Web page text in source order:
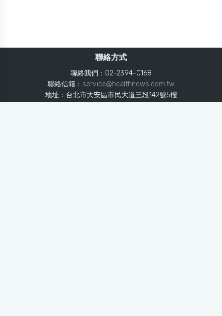
聯絡方式
聯絡我們：02-2394-0168
聯絡信箱： service@healthnews.com.tw
地址：台北市大安區市民大道三段142號5樓